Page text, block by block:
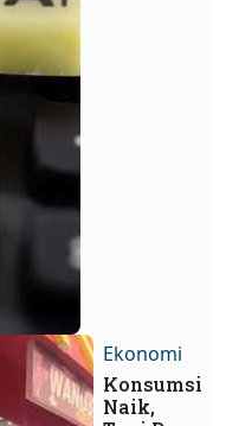
Ekonomi
Konsumsi
Naik,